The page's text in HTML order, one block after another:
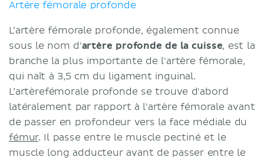
Artère fémorale profonde
L’artère fémorale profonde, également connue
sous le nom d'artère profonde de la cuisse, est la
branche la plus importante de l'artère fémorale,
qui naît à 3,5 cm du ligament inguinal.
L’artèrefémorale profonde se trouve d'abord
latéralement par rapport à l'artère fémorale avant
de passer en profondeur vers la face médiale du
fémur. Il passe entre le muscle pectiné et le
muscle long adducteur avant de passer entre le